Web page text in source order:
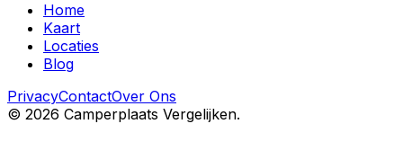
Home
Kaart
Locaties
Blog
PrivacyContactOver Ons
© 2026 Camperplaats Vergelijken.